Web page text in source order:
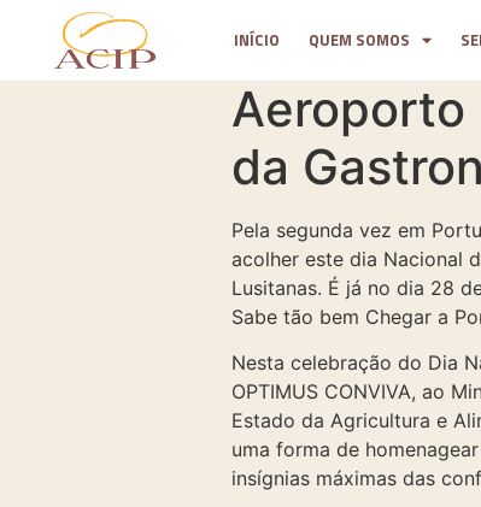
INÍCIO QUEM SOMOS
Aeroporto
da
Pela segunda vez em
acolher este dia Nacional
Lusitanas. É já no dia 28
Sabe tão bem Chegar a
Nesta celebração do Dia
OPTIMUS CONVIVA, ao
Estado da Agricultura e
uma forma de
insígnias máximas das